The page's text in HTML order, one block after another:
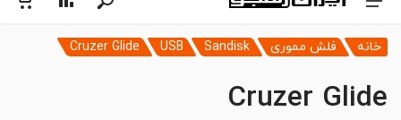
خانه فلش مموری Sandisk
USB
Cruzer Glide
Cruzer Glide